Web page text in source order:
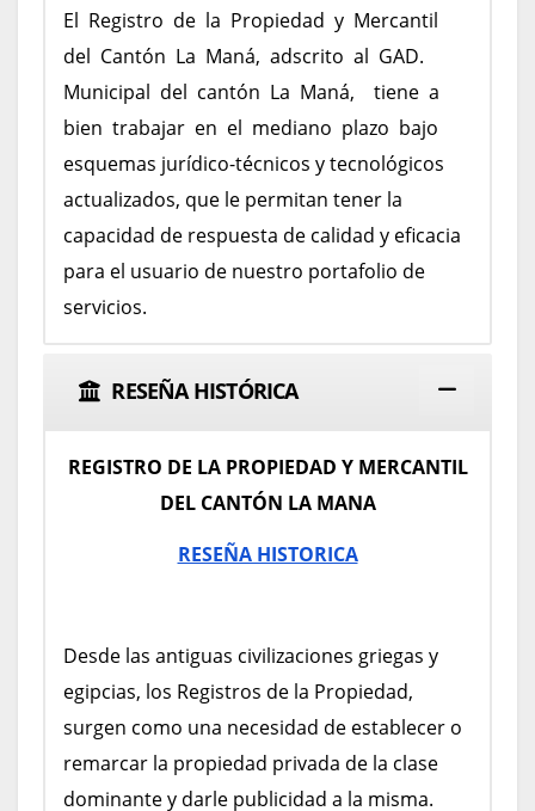
El Registro de la Propiedad y Mercantil
del Cantón La Maná, adscrito al GAD.
Municipal del cantón La Maná, tiene a
bien trabajar en el mediano plazo bajo
esquemas jurídico-técnicos y tecnológicos
actualizados, que le permitan tener la
capacidad de respuesta de calidad y eficacia
para el usuario de nuestro portafolio de
servicios.
RESEÑA HISTÓRICA
REGISTRO DE LA PROPIEDAD Y MERCANTIL
DEL CANTÓN LA MANA
RESEÑA HISTORICA
Desde las antiguas civilizaciones griegas y
egipcias, los Registros de la Propiedad,
surgen como una necesidad de establecer o
remarcar la propiedad privada de la clase
dominante y darle publicidad a la misma.